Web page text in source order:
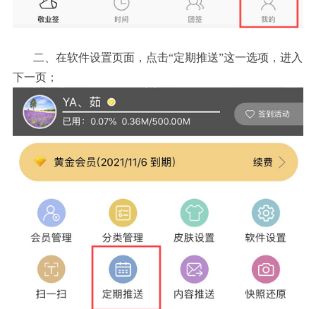
二、在软件设置页面，点击“定期推送”这一选项，进入
下一页；